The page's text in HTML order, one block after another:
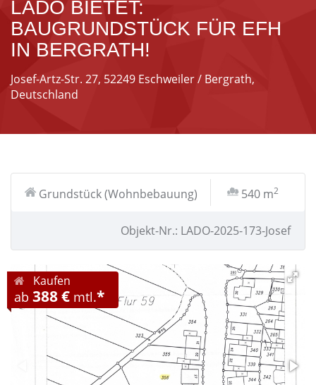
LADO BIETET:
BAUGRUNDSTÜCK FÜR EFH
IN BERGRATH!
Josef-Artz-Str. 27, 52249 Eschweiler / Bergrath,
Deutschland
Grundstück (Wohnbebauung) 540 m2
Objekt-Nr.: LADO-2025-173-Josef
Kaufen
ab 388 € mtl.*